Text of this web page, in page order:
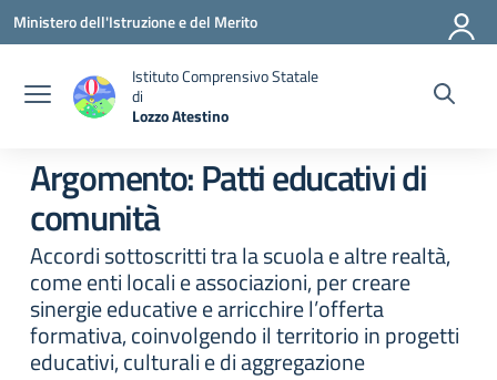
Vai ai contenuti
Vai al menu di navigazione
Vai al footer
Ministero dell'Istruzione e del Merito
Istituto Comprensivo Statale
di
Lozzo Atestino
Argomento: Patti educativi di
comunità
Accordi sottoscritti tra la scuola e altre realtà,
come enti locali e associazioni, per creare
sinergie educative e arricchire l’offerta
formativa, coinvolgendo il territorio in progetti
educativi, culturali e di aggregazione